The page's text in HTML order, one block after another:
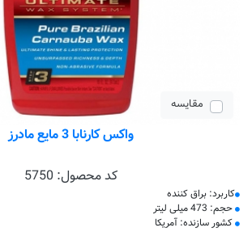
مقایسه
واکس کارنابا 3 مایع مادرز
کد محصول: 5750
کاربرد: براق کننده
حجم: 473 میلی لیتر
کشور سازنده: آمریکا